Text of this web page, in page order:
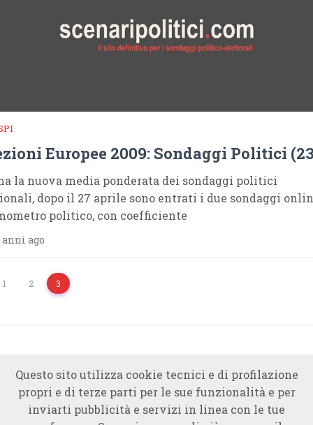
Europee 2009: Sondaggi Politici
la nuova media ponderata dei sondaggi politici
dopo il 27 aprile sono entrati i due sondaggi
politico, con coefficiente
anni ago
1 2 3
Questo sito utilizza cookie tecnici e di profilazione
propri e di terze parti per le sue funzionalità e per
inviarti pubblicità e servizi in linea con le tue